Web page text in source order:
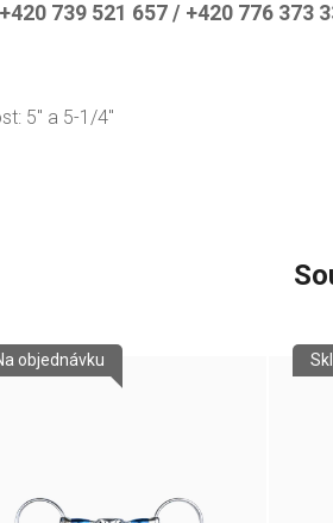
+420 739 521 657 / +420 776 373
5'' a 5-1/4''
objednávku